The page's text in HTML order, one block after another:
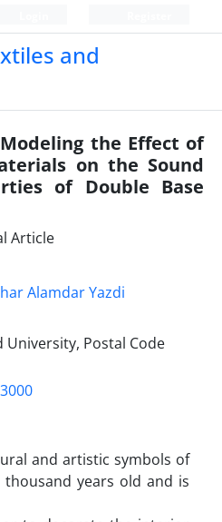
and
the Effect of
on the Sound
of Double Base
Article
Alamdar Yazdi
University, Postal Code
and artistic symbols of
thousand years old and is